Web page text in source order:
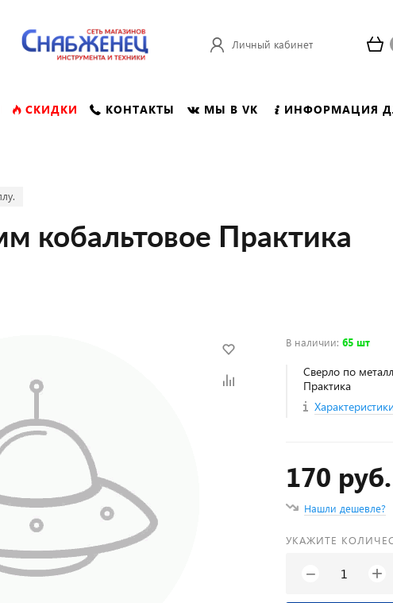
Личный кабинет
СКИДКИ КОНТАКТЫ МЫ В VK ИНФОРМАЦИЯ
кобальтовое Практика
В наличии:65 шт
Сверло по
Практика
Характеристики
170 руб.
Нашли дешевле?
УКАЖИТЕ
− +